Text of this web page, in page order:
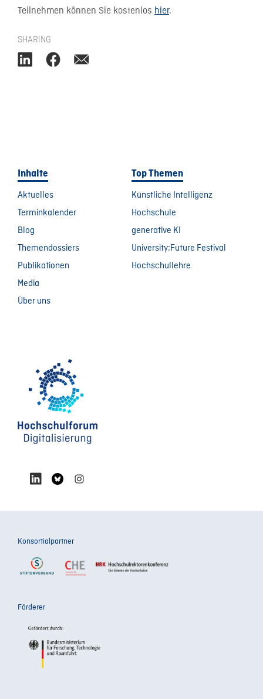
Teilnehmen können Sie kostenlos hier.
SHARING
Inhalte
Aktuelles
Terminkalender
Blog
Themendossiers
Publikationen
Media
Über uns
Top Themen
Künstliche Intelligenz
Hochschule
generative KI
University:Future Festival
Hochschullehre
Konsortialpartner
Förderer